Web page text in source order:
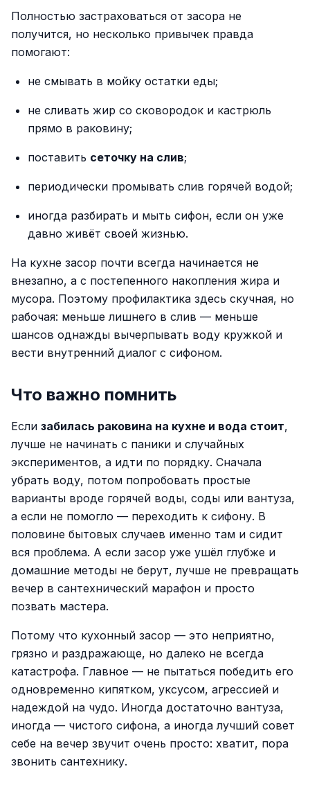
Полностью застраховаться от засора не
получится, но несколько привычек правда
помогают:
не смывать в мойку остатки еды;
не сливать жир со сковородок и кастрюль
прямо в раковину;
поставить сеточку на слив;
периодически промывать слив горячей водой;
иногда разбирать и мыть сифон, если он уже
давно живёт своей жизнью.
На кухне засор почти всегда начинается не
внезапно, а с постепенного накопления жира и
мусора. Поэтому профилактика здесь скучная, но
рабочая: меньше лишнего в слив — меньше
шансов однажды вычерпывать воду кружкой и
вести внутренний диалог с сифоном.
Что важно помнить
Если забилась раковина на кухне и вода стоит,
лучше не начинать с паники и случайных
экспериментов, а идти по порядку. Сначала
убрать воду, потом попробовать простые
варианты вроде горячей воды, соды или вантуза,
а если не помогло — переходить к сифону. В
половине бытовых случаев именно там и сидит
вся проблема. А если засор уже ушёл глубже и
домашние методы не берут, лучше не превращать
вечер в сантехнический марафон и просто
позвать мастера.
Потому что кухонный засор — это неприятно,
грязно и раздражающе, но далеко не всегда
катастрофа. Главное — не пытаться победить его
одновременно кипятком, уксусом, агрессией и
надеждой на чудо. Иногда достаточно вантуза,
иногда — чистого сифона, а иногда лучший совет
себе на вечер звучит очень просто: хватит, пора
звонить сантехнику.